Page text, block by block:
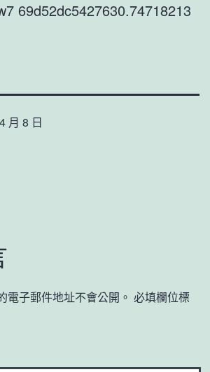
69d52dc5427630.74718213
月 8 日
電子郵件地址不會公開。 必填欄位標